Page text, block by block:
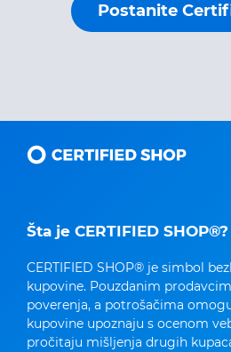
Postanite
Šta je CERTIFIED SHOP®?
CERTIFIED SHOP® je simbol
kupovine. Pouzdanim
poverenja, a potrošačima
kupovine upoznaju s ocenom
pročitaju mišljenja drugih